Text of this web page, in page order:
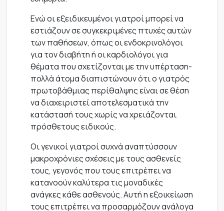
Ενώ οι εξειδικευμένοι γιατροί μπορεί να
εστιάζουν σε συγκεκριμένες πτυχές αυτών
των παθήσεων, όπως οι ενδοκρινολόγοι
για τον διαβήτη ή οι καρδιολόγοι για
θέματα που σχετίζονται με την υπέρταση-
πολλά άτομα διαπιστώνουν ότι ο γιατρός
πρωτοβάθμιας περίθαλψης είναι σε θέση
να διαχειριστεί αποτελεσματικά την
κατάστασή τους χωρίς να χρειάζονται
πρόσθετους ειδικούς.
Οι γενικοί γιατροί συχνά αναπτύσσουν
μακροχρόνιες σχέσεις με τους ασθενείς
τους, γεγονός που τους επιτρέπει να
κατανοούν καλύτερα τις μοναδικές
ανάγκες κάθε ασθενούς. Αυτή η εξοικείωση
τους επιτρέπει να προσαρμόζουν ανάλογα